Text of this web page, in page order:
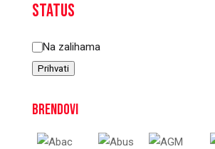
Status
Status
Na zalihama
Prihvati
Brendovi